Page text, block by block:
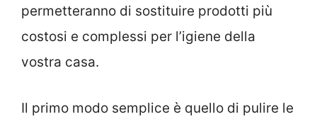
permetteranno di sostituire prodotti più
costosi e complessi per l’igiene della
vostra casa.
Il primo modo semplice è quello di pulire le